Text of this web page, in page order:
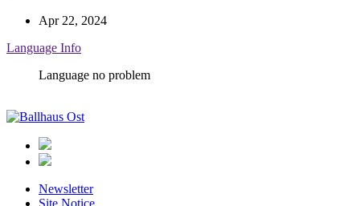
Apr 22, 2024
Language Info
Language no problem
Newsletter
Site Notice